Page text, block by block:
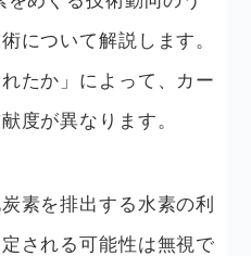
について解説します。
たか」によって、カー
度が異なります。
素を排出する水素の利
される可能性は無視で